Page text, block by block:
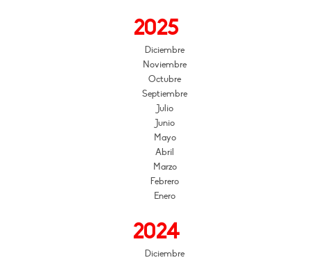
2025
Diciembre
Noviembre
Octubre
Septiembre
Julio
Junio
Mayo
Abril
Marzo
Febrero
Enero
2024
Diciembre